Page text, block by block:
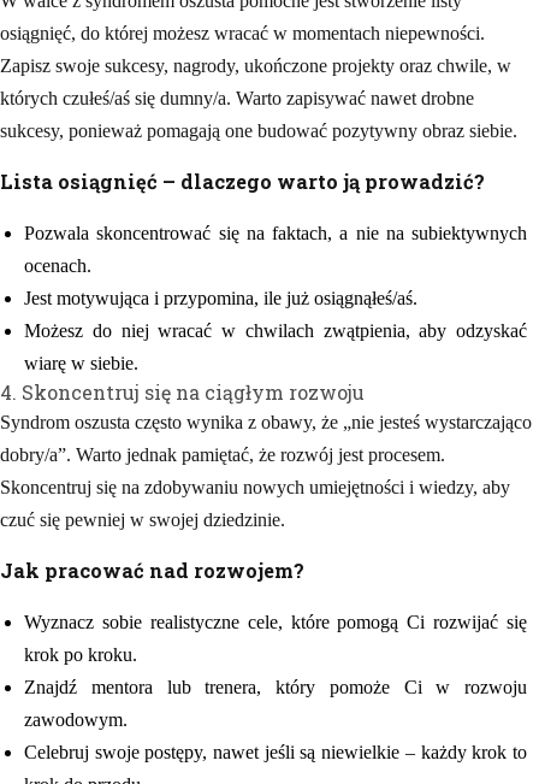
osiągnięć, do której możesz wracać w momentach niepewności.
Zapisz swoje sukcesy, nagrody, ukończone projekty oraz chwile, w
których czułeś/aś się dumny/a. Warto zapisywać nawet drobne
sukcesy, ponieważ pomagają one budować pozytywny obraz siebie.
Lista osiągnięć – dlaczego warto ją prowadzić?
Pozwala skoncentrować się na faktach, a nie na subiektywnych
ocenach.
Jest motywująca i przypomina, ile już osiągnąłeś/aś.
Możesz do niej wracać w chwilach zwątpienia, aby odzyskać
wiarę w siebie.
4. Skoncentruj się na ciągłym rozwoju
Syndrom oszusta często wynika z obawy, że „nie jesteś wystarczająco
dobry/a”. Warto jednak pamiętać, że rozwój jest procesem.
Skoncentruj się na zdobywaniu nowych umiejętności i wiedzy, aby
czuć się pewniej w swojej dziedzinie.
Jak pracować nad rozwojem?
Wyznacz sobie realistyczne cele, które pomogą Ci rozwijać się
krok po kroku.
Znajdź mentora lub trenera, który pomoże Ci w rozwoju
zawodowym.
Celebruj swoje postępy, nawet jeśli są niewielkie – każdy krok to